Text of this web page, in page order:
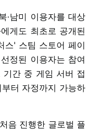
·남미 이용자를 대상
게도 최초로 공개된
스' 스팀 스토어 페이
정된 이용자는 참여
기간 중 게임 서버 접
터 자정까지 가능하
음 진행한 글로벌 플